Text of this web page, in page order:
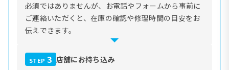
必須ではありませんが、お電話やフォームから事前に
ご連絡いただくと、在庫の確認や修理時間の目安をお
伝えできます。
STEP 3 店舗にお持ち込み